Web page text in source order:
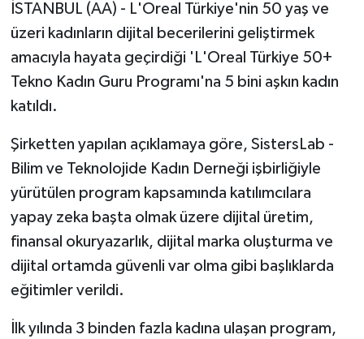
İSTANBUL (AA) - L'Oreal Türkiye'nin 50 yaş ve
üzeri kadınların dijital becerilerini geliştirmek
amacıyla hayata geçirdiği 'L'Oreal Türkiye 50+
Tekno Kadın Guru Programı'na 5 bini aşkın kadın
katıldı.
Şirketten yapılan açıklamaya göre, SistersLab -
Bilim ve Teknolojide Kadın Derneği işbirliğiyle
yürütülen program kapsamında katılımcılara
yapay zeka başta olmak üzere dijital üretim,
finansal okuryazarlık, dijital marka oluşturma ve
dijital ortamda güvenli var olma gibi başlıklarda
eğitimler verildi.
İlk yılında 3 binden fazla kadına ulaşan program,